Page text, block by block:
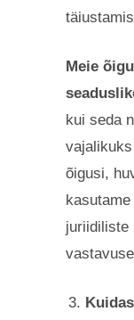
Meie
kui seda
õigusi,
juriidiliste